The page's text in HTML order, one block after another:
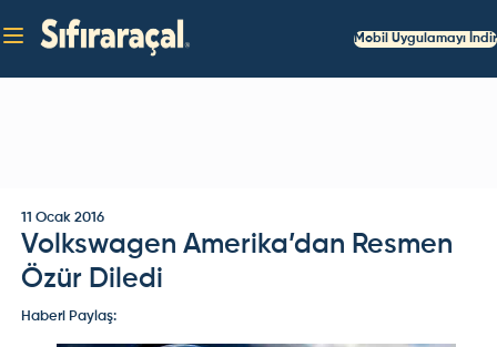
Mobil Uygulamayı İndir
11 Ocak 2016
Volkswagen Amerika’dan Resmen
Özür Diledi
Haberi Paylaş: